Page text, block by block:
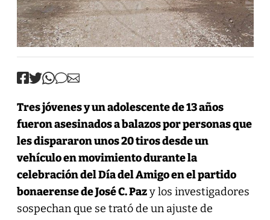
Tres jóvenes y un adolescente de 13 años
fueron asesinados a balazos por personas que
les dispararon unos 20 tiros desde un
vehículo en movimiento durante la
celebración del Día del Amigo en el partido
bonaerense de José C. Pazy los investigadores
sospechan que se trató de un ajuste de